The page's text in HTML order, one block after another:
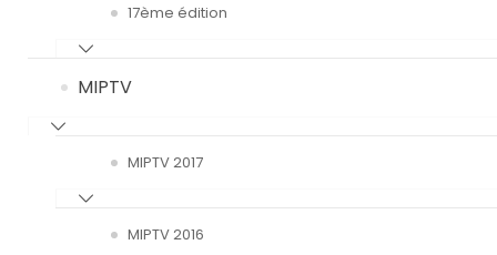
17ème édition
MIPTV
MIPTV 2017
MIPTV 2016